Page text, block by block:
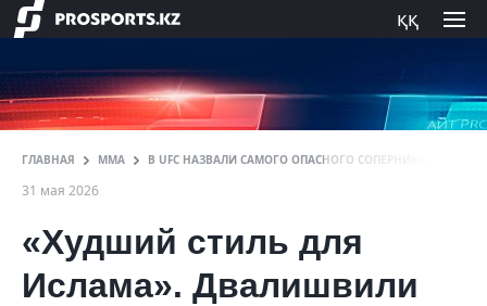
ққ
ГЛАВНАЯ ММА В UFC НАЗВАЛИ САМОГО ОПАСНОГО СОПЕРНИКА ДЛЯ
31 мая 2026
«Худший стиль для
Ислама». Двалишвили